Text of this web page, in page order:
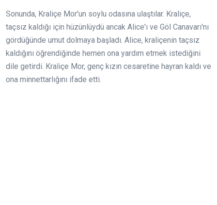
Sonunda, Kraliçe Mor'un soylu odasına ulaştılar. Kraliçe,
taçsız kaldığı için hüzünlüydü ancak Alice'ı ve Göl Canavarı'nı
gördüğünde umut dolmaya başladı. Alice, kraliçenin taçsız
kaldığını öğrendiğinde hemen ona yardım etmek istediğini
dile getirdi. Kraliçe Mor, genç kızın cesaretine hayran kaldı ve
ona minnettarlığını ifade etti.